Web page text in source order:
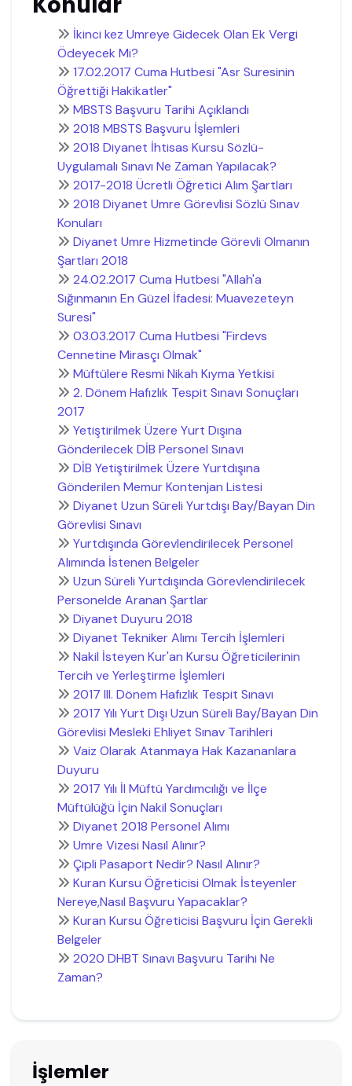
İkinci kez Umreye Gidecek Olan Ek Vergi
Ödeyecek Mi?
17.02.2017 Cuma Hutbesi "Asr Suresinin
Öğrettiği Hakikatler"
MBSTS Başvuru Tarihi Açıklandı
2018 MBSTS Başvuru İşlemleri
2018 Diyanet İhtisas Kursu Sözlü-
Uygulamalı Sınavı Ne Zaman Yapılacak?
2017-2018 Ücretli Öğretici Alım Şartları
2018 Diyanet Umre Görevlisi Sözlü Sınav
Konuları
Diyanet Umre Hizmetinde Görevli Olmanın
Şartları 2018
24.02.2017 Cuma Hutbesi "Allah'a
Sığınmanın En Güzel İfadesi: Muavezeteyn
Suresi"
03.03.2017 Cuma Hutbesi "Firdevs
Cennetine Mirasçı Olmak"
Müftülere Resmi Nikah Kıyma Yetkisi
2. Dönem Hafızlık Tespit Sınavı Sonuçları
2017
Yetiştirilmek Üzere Yurt Dışına
Gönderilecek DİB Personel Sınavı
DİB Yetiştirilmek Üzere Yurtdışına
Gönderilen Memur Kontenjan Listesi
Diyanet Uzun Süreli Yurtdışı Bay/Bayan Din
Görevlisi Sınavı
Yurtdışında Görevlendirilecek Personel
Alımında İstenen Belgeler
Uzun Süreli Yurtdışında Görevlendirilecek
Personelde Aranan Şartlar
Diyanet Duyuru 2018
Diyanet Tekniker Alımı Tercih İşlemleri
Nakil İsteyen Kur'an Kursu Öğreticilerinin
Tercih ve Yerleştirme İşlemleri
2017 III. Dönem Hafızlık Tespit Sınavı
2017 Yılı Yurt Dışı Uzun Süreli Bay/Bayan Din
Görevlisi Mesleki Ehliyet Sınav Tarihleri
Vaiz Olarak Atanmaya Hak Kazananlara
Duyuru
2017 Yılı İl Müftü Yardımcılığı ve İlçe
Müftülüğü İçin Nakil Sonuçları
Diyanet 2018 Personel Alımı
Umre Vizesi Nasıl Alınır?
Çipli Pasaport Nedir? Nasıl Alınır?
Kuran Kursu Öğreticisi Olmak İsteyenler
Nereye,Nasıl Başvuru Yapacaklar?
Kuran Kursu Öğreticisi Başvuru İçin Gerekli
Belgeler
2020 DHBT Sınavı Başvuru Tarihi Ne
Zaman?
İşlemler